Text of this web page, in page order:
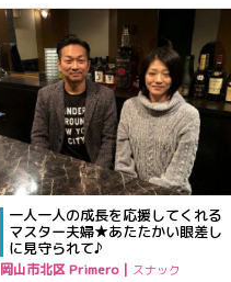
一人一人の成長を応援してくれる
マスター夫婦★あたたかい眼差し
に見守られて♪
岡山市北区 Primero｜ スナック